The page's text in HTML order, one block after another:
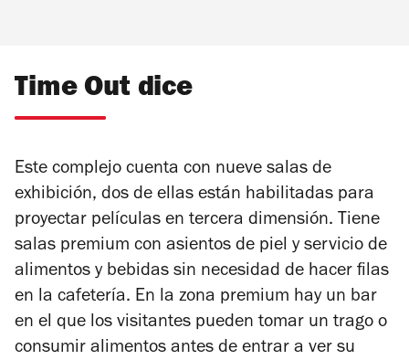
Time Out dice
Este complejo cuenta con nueve salas de
exhibición, dos de ellas están habilitadas para
proyectar películas en tercera dimensión. Tiene
salas premium con asientos de piel y servicio de
alimentos y bebidas sin necesidad de hacer filas
en la cafetería. En la zona premium hay un bar
en el que los visitantes pueden tomar un trago o
consumir alimentos antes de entrar a ver su